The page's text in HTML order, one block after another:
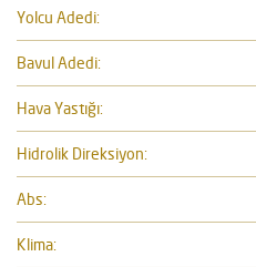
Yolcu Adedi:
Bavul Adedi:
Hava Yastığı:
Hidrolik Direksiyon:
Abs:
Klima: